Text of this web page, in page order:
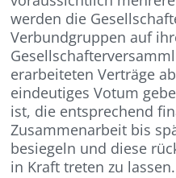
werden die
Verbundgruppen auf
erarbeiteten Verträge
eindeutiges Votum
ist, die entsprechend
Zusammenarbeit bis
besiegeln und diese
in Kraft treten zu lassen.